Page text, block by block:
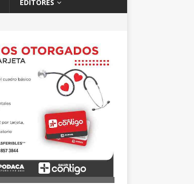
EDITORES